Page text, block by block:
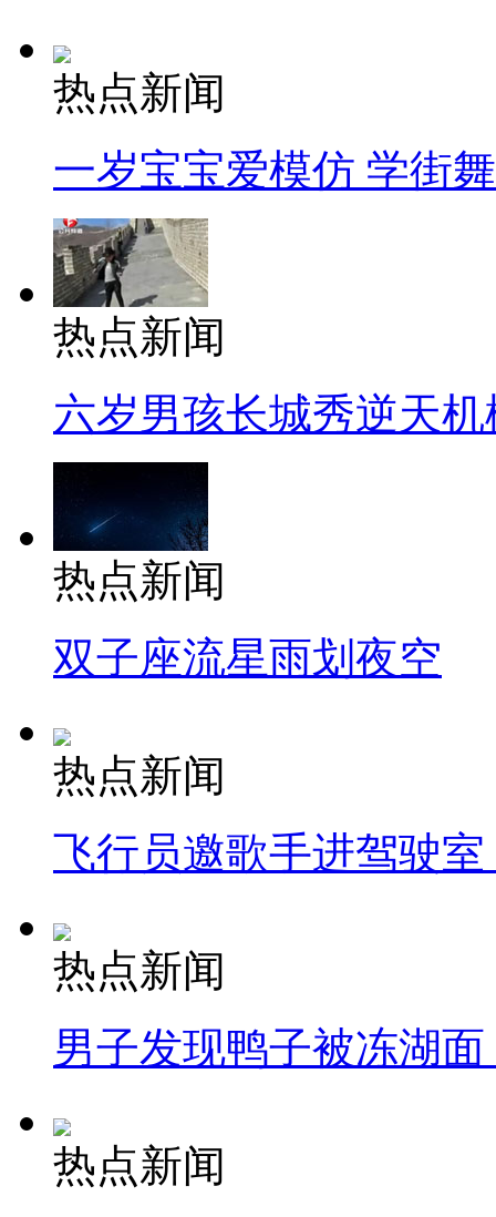
热点新闻
一岁宝宝爱模仿 学街
热点新闻
六岁男孩长城秀逆天机
热点新闻
双子座流星雨划夜空
热点新闻
飞行员邀歌手进驾驶
热点新闻
男子发现鸭子被冻湖
热点新闻